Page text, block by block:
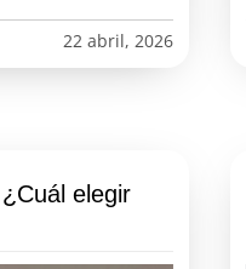
22 abril, 2026
elegir